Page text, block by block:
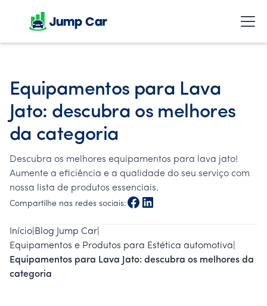
Equipamentos para Lava
Jato: descubra os melhores
da categoria
Descubra os melhores equipamentos para lava jato!
Aumente a eficiência e a qualidade do seu serviço com
nossa lista de produtos essenciais.
Compartilhe nas redes sociais:
Início Blog Jump Car
Equipamentos e Produtos para Estética automotiva
Equipamentos para Lava Jato: descubra os melhores da
categoria